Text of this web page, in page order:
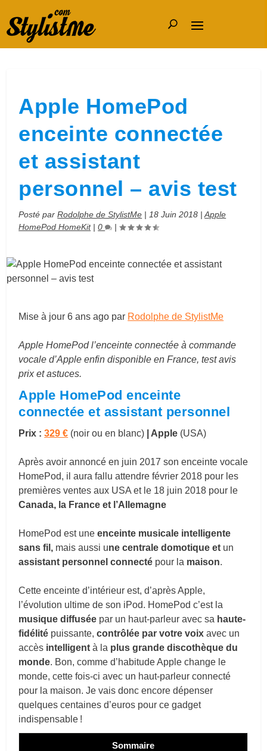
Apple HomePod
enceinte connectée
et assistant
personnel – avis test
Posté parRodolphe de StylistMe | 18 Juin 2018 |Apple
HomePod HomeKit|0 |
Mise à jour6 ans ago par Rodolphe de StylistMe
Apple HomePod l’enceinte connectée à commande
vocale d’Apple enfin disponible en France, test avis
prix et astuces.
Apple HomePod enceinte
connectée et assistant personnel
Prix :329 € (noir ou en blanc) | Apple (USA)
Après avoir annoncé en juin 2017 son enceinte vocale
HomePod, il aura fallu attendre février 2018 pour les
premières ventes aux USA et le 18 juin 2018 pour le
Canada, la France et l’Allemagne
HomePod est uneenceinte musicale intelligente
sans fil, mais aussi une centrale domotique et un
assistant personnel connecté pour la maison.
Cette enceinte d’intérieur est, d’après Apple,
l’évolution ultime de son iPod. HomePod c’est la
musique diffusée par un haut-parleur avec sa haute-
fidélité puissante,contrôlée par votre voix avec un
accès intelligent à la plus grande discothèque du
monde. Bon, comme d’habitude Apple change le
monde, cette fois-ci avec un haut-parleur connecté
pour la maison. Je vais donc encore dépenser
quelques centaines d’euros pour ce gadget
indispensable !
Sommaire